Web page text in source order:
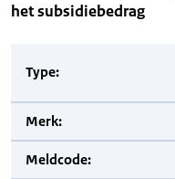
het subsidiebedrag
Type:
Merk:
Meldcode: